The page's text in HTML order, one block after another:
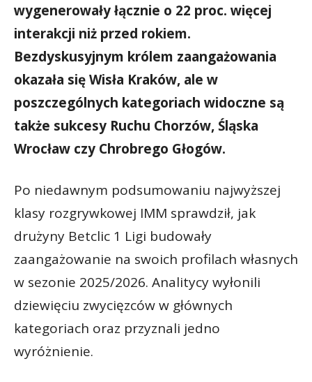
wygenerowały łącznie o 22 proc. więcej
interakcji niż przed rokiem.
Bezdyskusyjnym królem zaangażowania
okazała się Wisła Kraków, ale w
poszczególnych kategoriach widoczne są
także sukcesy Ruchu Chorzów, Śląska
Wrocław czy Chrobrego Głogów.
Po niedawnym podsumowaniu najwyższej
klasy rozgrywkowej IMM sprawdził, jak
drużyny Betclic 1 Ligi budowały
zaangażowanie na swoich profilach własnych
w sezonie 2025/2026. Analitycy wyłonili
dziewięciu zwycięzców w głównych
kategoriach oraz przyznali jedno
wyróżnienie.